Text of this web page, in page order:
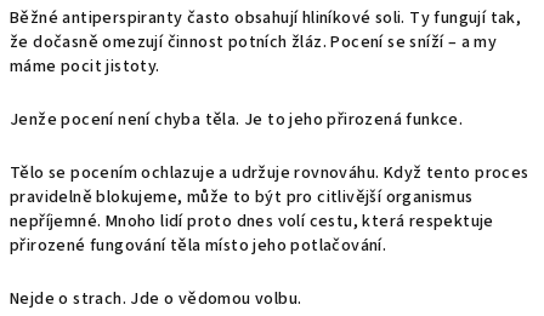
Běžné antiperspiranty často obsahují hliníkové soli. Ty fungují tak,
že dočasně omezují činnost potních žláz. Pocení se sníží – a my
máme pocit jistoty.
Jenže pocení není chyba těla. Je to jeho přirozená funkce.
Tělo se pocením ochlazuje a udržuje rovnováhu. Když tento proces
pravidelně blokujeme, může to být pro citlivější organismus
nepříjemné. Mnoho lidí proto dnes volí cestu, která respektuje
přirozené fungování těla místo jeho potlačování.
Nejde o strach. Jde o vědomou volbu.